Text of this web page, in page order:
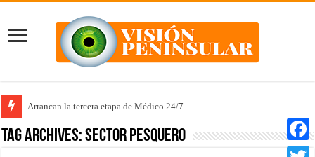
Arrancan la tercera etapa de Médico 24/7
Tag Archives:sector pesquero